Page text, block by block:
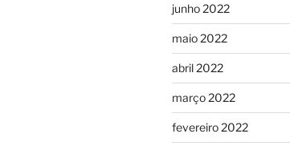
junho 2022
maio 2022
abril 2022
março 2022
fevereiro 2022